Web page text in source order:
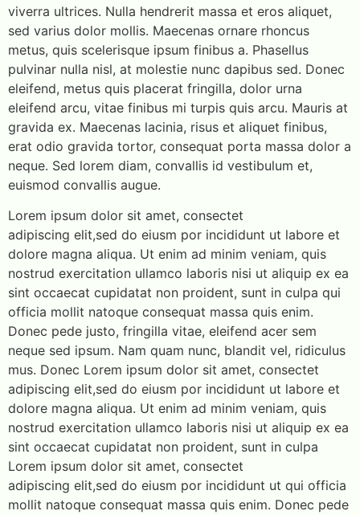
viverra ultrices. Nulla hendrerit massa et eros aliquet,
sed varius dolor mollis. Maecenas ornare rhoncus
metus, quis scelerisque ipsum finibus a. Phasellus
pulvinar nulla nisl, at molestie nunc dapibus sed. Donec
eleifend, metus quis placerat fringilla, dolor urna
eleifend arcu, vitae finibus mi turpis quis arcu. Mauris at
gravida ex. Maecenas lacinia, risus et aliquet finibus,
erat odio gravida tortor, consequat porta massa dolor a
neque. Sed lorem diam, convallis id vestibulum et,
euismod convallis augue.
Lorem ipsum dolor sit amet, consectet
adipiscing elit,sed do eiusm por incididunt ut labore et
dolore magna aliqua. Ut enim ad minim veniam, quis
nostrud exercitation ullamco laboris nisi ut aliquip ex ea
sint occaecat cupidatat non proident, sunt in culpa qui
officia mollit natoque consequat massa quis enim.
Donec pede justo, fringilla vitae, eleifend acer sem
neque sed ipsum. Nam quam nunc, blandit vel, ridiculus
mus. Donec Lorem ipsum dolor sit amet, consectet
adipiscing elit,sed do eiusm por incididunt ut labore et
dolore magna aliqua. Ut enim ad minim veniam, quis
nostrud exercitation ullamco laboris nisi ut aliquip ex ea
sint occaecat cupidatat non proident, sunt in culpa
Lorem ipsum dolor sit amet, consectet
adipiscing elit,sed do eiusm por incididunt ut qui officia
mollit natoque consequat massa quis enim. Donec pede